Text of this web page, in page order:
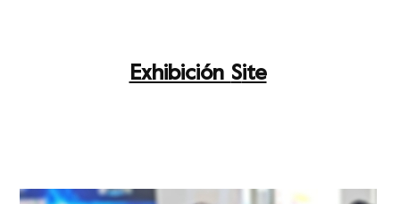
Exhibición Site